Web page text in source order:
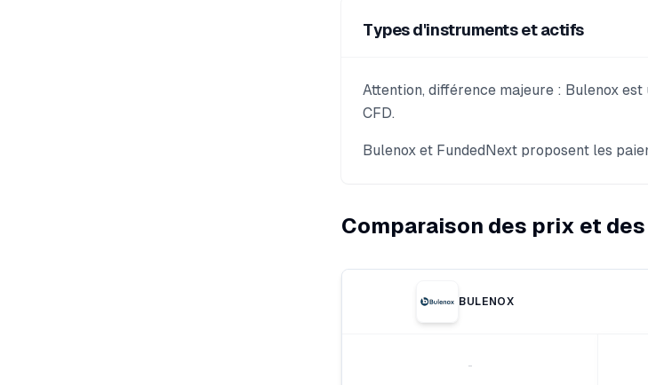
Types d'instruments et actifs
Attention, différence majeure : Bulenox
CFD.
Bulenox et FundedNext proposent les
Comparaison des prix et
BULENOX
-